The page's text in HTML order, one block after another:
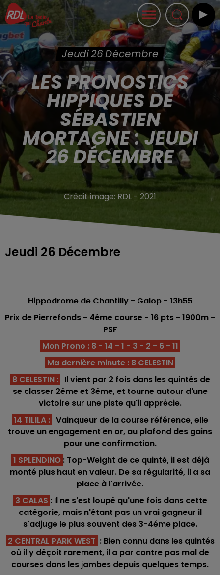
Jeudi 26 Décembre
LES PRONOSTICS
HIPPIQUES DE
SÉBASTIEN
MORTAGNE : JEUDI
26 DÉCEMBRE
Crédit image: RDL - 2021
Jeudi 26 Décembre
Hippodrome de Chantilly - Galop - 13h55
Prix de Pierrefonds - 4éme course - 16 pts - 1900m -
PSF
Mon Prono : 8 - 14 - 1 - 3 - 2 - 6 - 11
Ma dernière minute : 8 CELESTIN
8 CELESTIN : Il vient par 2 fois dans les quintés de
se classer 2éme et 3éme, et tourne autour d'une
victoire sur une piste qu'il apprécie.
14 TILILA : Vainqueur de la course référence, elle
trouve un engagement en or, au plafond des gains
pour une confirmation.
1 SPLENDINO : Top-Weight de ce quinté, il est déjà
monté plus haut en valeur. De sa régularité, il a sa
place à l'arrivée.
3 CALAS : Il ne s'est loupé qu'une fois dans cette
catégorie, mais n'étant pas un vrai gagneur il
s'adjuge le plus souvent des 3-4éme place.
2 CENTRAL PARK WEST : Bien connu dans les quintés
où il y déçoit rarement, il a par contre pas mal de
courses dans les jambes depuis quelques temps.